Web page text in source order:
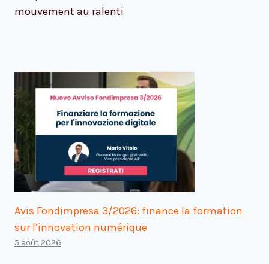
mouvement au ralenti
Avis Fondimpresa 3/2026: finance la formation
sur l’innovation numérique
5 août 2026